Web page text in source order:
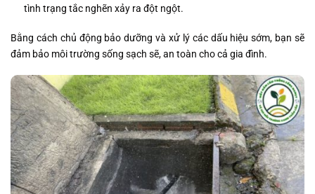
tình trạng tắc nghẽn xảy ra đột ngột.
Bằng cách chủ động bảo dưỡng và xử lý các dấu hiệu sớm, bạn sẽ
đảm bảo môi trường sống sạch sẽ, an toàn cho cả gia đình.